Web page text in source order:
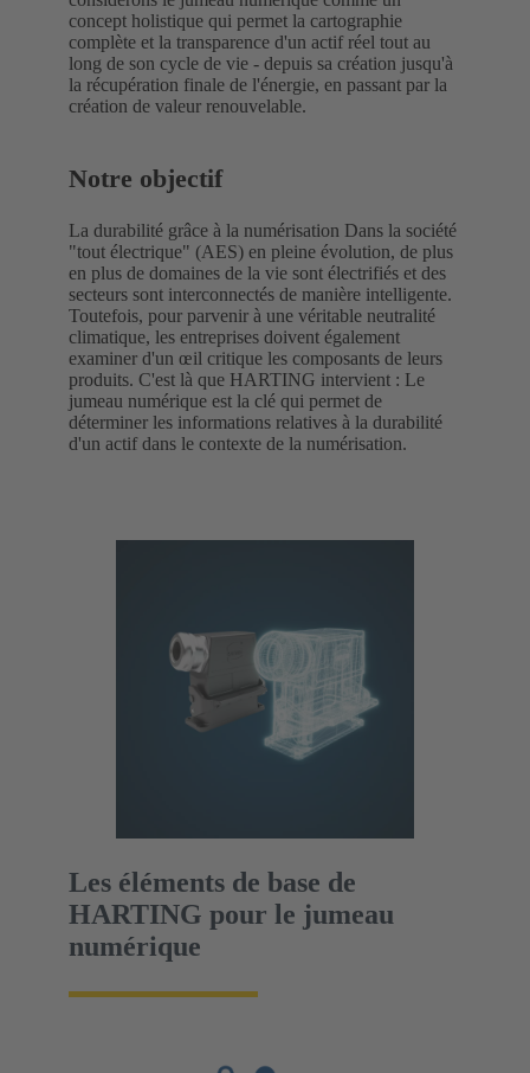
concept holistique qui permet la cartographie
complète et la transparence d'un actif réel tout au
long de son cycle de vie - depuis sa création jusqu'à
la récupération finale de l'énergie, en passant par la
création de valeur renouvelable.
Notre objectif
La durabilité grâce à la numérisation Dans la société
"tout électrique" (AES) en pleine évolution, de plus
en plus de domaines de la vie sont électrifiés et des
secteurs sont interconnectés de manière intelligente.
Toutefois, pour parvenir à une véritable neutralité
climatique, les entreprises doivent également
examiner d'un œil critique les composants de leurs
produits. C'est là que HARTING intervient : Le
jumeau numérique est la clé qui permet de
déterminer les informations relatives à la durabilité
d'un actif dans le contexte de la numérisation.
Les éléments de base de
HARTING pour le jumeau
numérique